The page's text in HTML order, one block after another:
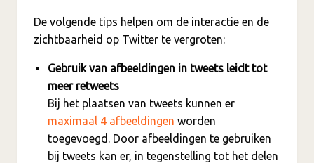
De volgende tips helpen om de interactie en de
zichtbaarheid op Twitter te vergroten:
Gebruik van afbeeldingen in tweets leidt tot
meer retweets
Bij het plaatsen van tweets kunnen er
maximaal 4 afbeeldingen worden
toegevoegd. Door afbeeldingen te gebruiken
bij tweets kan er, in tegenstelling tot het delen